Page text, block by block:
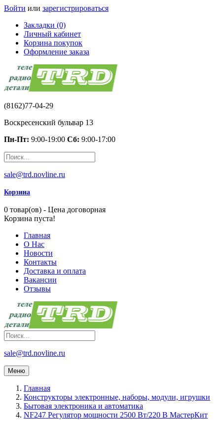
Войти или зарегистрироваться
Закладки (0)
Личный кабинет
Корзина покупок
Оформление заказа
(8162)77-04-29
Воскресенский бульвар 13
Пн-Пт: 9:00-19:00 Сб: 9:00-17:00
sale@trd.novline.ru
Корзина
0 товар(ов) - Цена договорная
Корзина пуста!
Главная
О Нас
Новости
Контакты
Доставка и оплата
Вакансии
Отзывы
sale@trd.novline.ru
Меню
Главная
Конструкторы электронные, наборы, модули, игрушки
Бытовая электроника и автоматика
NF247 Регулятор мощности 2500 Вт/220 В МастерКит